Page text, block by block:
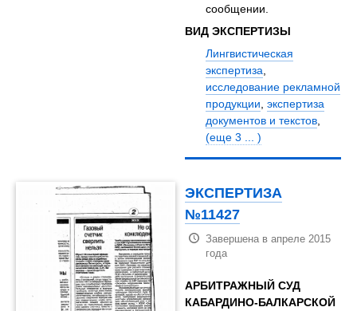
сообщении.
ВИД ЭКСПЕРТИЗЫ
Лингвистическая
экспертиза,
исследование рекламной
продукции,экспертиза
документов и текстов,
(еще 3 ... )
ЭКСПЕРТИЗА
№11427
Завершена в апреле 2015
года
АРБИТРАЖНЫЙ СУД
КАБАРДИНО-БАЛКАРСКОЙ